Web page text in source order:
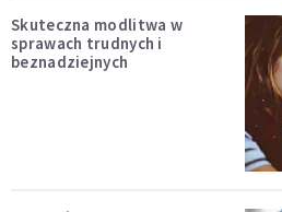
Skuteczna modlitwa w
sprawach trudnych i
beznadziejnych